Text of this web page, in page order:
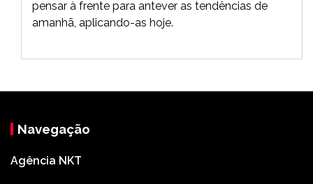
pensar à frente para antever as tendências de
amanhã, aplicando-as hoje.
Navegação
Agência NKT